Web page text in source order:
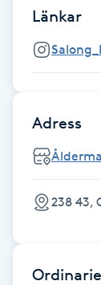
Frekvensterapi
Friskvård
Frisör
Färgning
Länkar
Adress
238 43,